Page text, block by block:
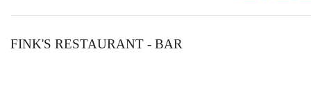
FINK'S RESTAURANT - BAR